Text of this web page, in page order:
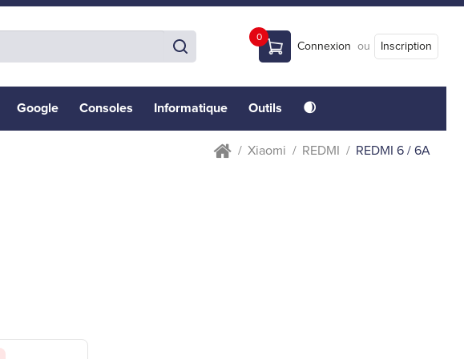
0
Connexion ou Inscription
Google Consoles Informatique Outils 🌒
Xiaomi REDMI REDMI 6 / 6A